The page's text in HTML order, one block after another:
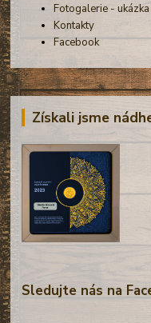
Fotogalerie -
Kontakty
Facebook
Získali jsme
Sledujte nás na